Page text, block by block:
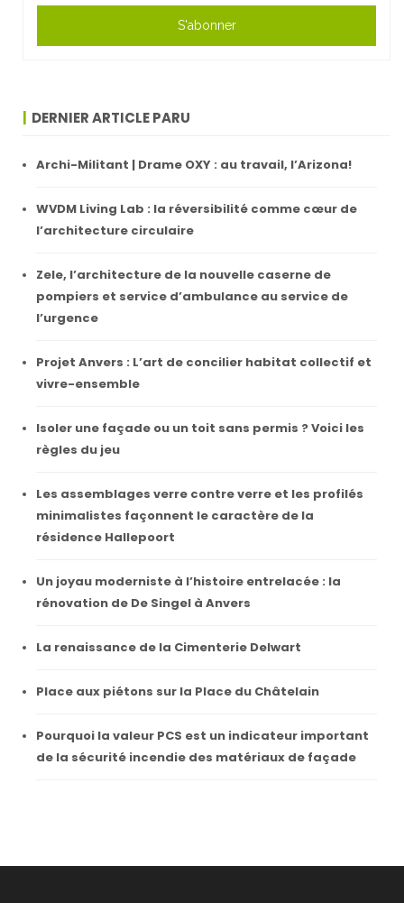
S'abonner
DERNIER ARTICLE PARU
Archi-Militant | Drame OXY : au travail, l’Arizona!
WVDM Living Lab : la réversibilité comme cœur de
l’architecture circulaire
Zele, l’architecture de la nouvelle caserne de
pompiers et service d’ambulance au service de
l’urgence
Projet Anvers : L’art de concilier habitat collectif et
vivre-ensemble
Isoler une façade ou un toit sans permis ? Voici les
règles du jeu
Les assemblages verre contre verre et les profilés
minimalistes façonnent le caractère de la
résidence Hallepoort
Un joyau moderniste à l’histoire entrelacée : la
rénovation de De Singel à Anvers
La renaissance de la Cimenterie Delwart
Place aux piétons sur la Place du Châtelain
Pourquoi la valeur PCS est un indicateur important
de la sécurité incendie des matériaux de façade